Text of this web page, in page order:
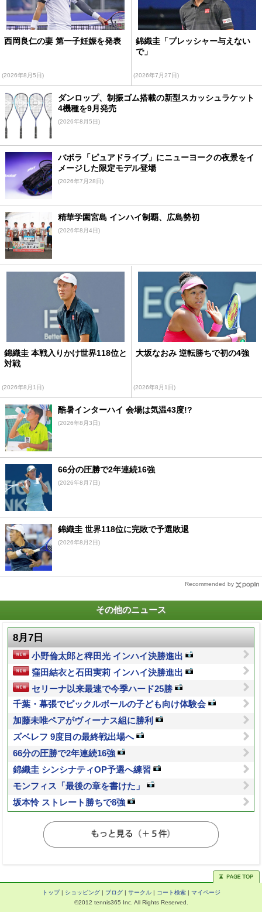
西岡良仁の妻 第一子妊娠を発表
(2026年8月5日)
錦織圭「プレッシャー与えない
で」
(2026年7月27日)
ダンロップ、制振ゴム搭載の新型スカッシュラケット
4機種を9月発売
(2026年8月5日)
バボラ「ピュアドライブ」にニューヨークの夜景をイ
メージした限定モデル登場
(2026年7月28日)
精華学園宮島 インハイ制覇、広島勢初
(2026年8月4日)
錦織圭 本戦入りかけ世界118位と
対戦
(2026年8月1日)
大坂なおみ 逆転勝ちで初の4強
(2026年8月1日)
酷暑インターハイ 会場は気温43度!?
(2026年8月3日)
66分の圧勝で2年連続16強
(2026年8月7日)
錦織圭 世界118位に完敗で予選敗退
(2026年8月2日)
Recommended by
その他のニュース
8月7日
小野倫太郎と稗田光 インハイ決勝進出
窪田結衣と石田実莉 インハイ決勝進出
セリーナ以来最速で今季ハード25勝
千葉・幕張でピックルボールの子ども向け体験会
加藤未唯ペアがヴィーナス組に勝利
ズベレフ 9度目の最終戦出場へ
66分の圧勝で2年連続16強
錦織圭 シンシナティOP予選へ練習
モンフィス「最後の章を書けた」
坂本怜 ストレート勝ちで8強
トップ| ショッピング| ブログ| サークル| コート検索| マイページ
©2012 tennis365 Inc. All Rights Reserved.